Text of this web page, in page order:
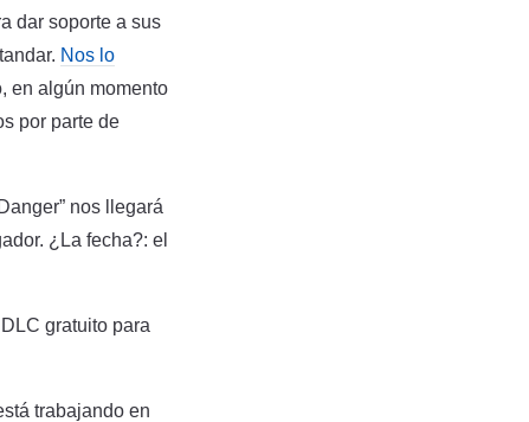
dar soporte a sus
Nos lo
en algún momento
por parte de
nos llegará
¿La fecha?: el
gratuito para
trabajando en